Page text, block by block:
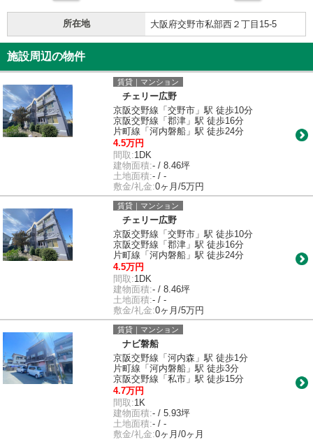
所在地 大阪府交野市私部西２丁目15-5
施設周辺の物件
賃貸｜マンション
チェリー広野
京阪交野線「交野市」駅 徒歩10分
京阪交野線「郡津」駅 徒歩16分
片町線「河内磐船」駅 徒歩24分
4.5万円
間取:1DK
建物面積:- / 8.46坪
土地面積:- / -
敷金/礼金:0ヶ月/5万円
賃貸｜マンション
チェリー広野
京阪交野線「交野市」駅 徒歩10分
京阪交野線「郡津」駅 徒歩16分
片町線「河内磐船」駅 徒歩24分
4.5万円
間取:1DK
建物面積:- / 8.46坪
土地面積:- / -
敷金/礼金:0ヶ月/5万円
賃貸｜マンション
ナビ磐船
京阪交野線「河内森」駅 徒歩1分
片町線「河内磐船」駅 徒歩3分
京阪交野線「私市」駅 徒歩15分
4.7万円
間取:1K
建物面積:- / 5.93坪
土地面積:- / -
敷金/礼金:0ヶ月/0ヶ月